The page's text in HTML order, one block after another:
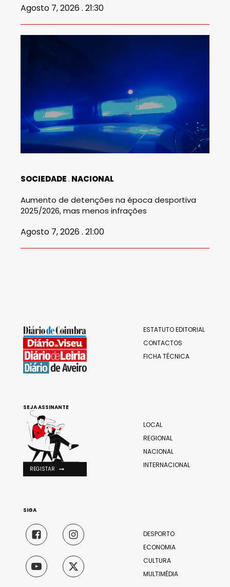
Agosto 7, 2026 . 21:30
SOCIEDADE NACIONAL
Aumento de detenções na época desportiva
2025/2026, mas menos infrações
Agosto 7, 2026 . 21:00
ESTATUTO EDITORIAL
CONTACTOS
FICHA TÉCNICA
LOCAL
REGIONAL
NACIONAL
INTERNACIONAL
DESPORTO
ECONOMIA
CULTURA
MULTIMÉDIA
SEJA ASSINANTE
REGISTAR
SIGA